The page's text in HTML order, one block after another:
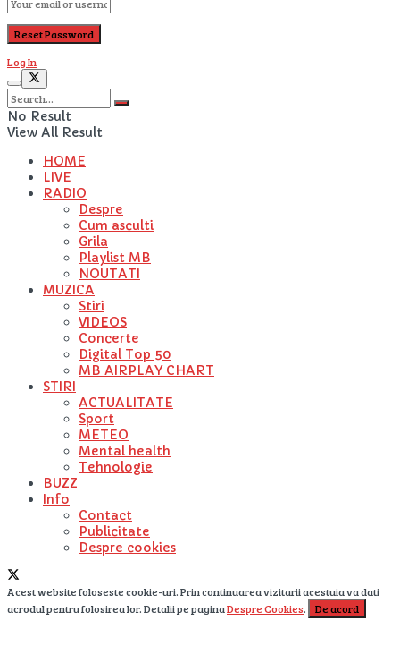
Log In
No Result
View All Result
HOME
LIVE
RADIO
Despre
Cum asculti
Grila
Playlist MB
NOUTATI
MUZICA
Stiri
VIDEOS
Concerte
Digital Top 50
MB AIRPLAY CHART
STIRI
ACTUALITATE
Sport
METEO
Mental health
Tehnologie
BUZZ
Info
Contact
Publicitate
Despre cookies
Acest website foloseste cookie-uri. Prin continuarea vizitarii acestuia va dati
acrodul pentru folosirea lor. Detalii pe paginaDespre Cookies. De acord